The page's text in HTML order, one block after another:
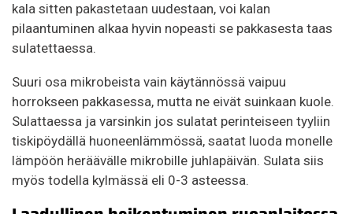
kala sitten pakastetaan uudestaan, voi kalan
pilaantuminen alkaa hyvin nopeasti se pakkasesta taas
sulatettaessa.
Suuri osa mikrobeista vain käytännössä vaipuu
horrokseen pakkasessa, mutta ne eivät suinkaan kuole.
Sulattaessa ja varsinkin jos sulatat perinteiseen tyyliin
tiskipöydällä huoneenlämmössä, saatat luoda monelle
lämpöön heräävälle mikrobille juhlapäivän. Sulata siis
myös todella kylmässä eli 0-3 asteessa.